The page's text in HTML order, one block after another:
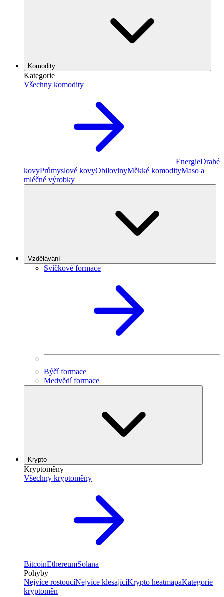
Komodity
Kategorie
Všechny komodity
EnergieDrahé
kovyPrůmyslové kovyObilovinyMěkké komodityMaso a
mléčné výrobky
Vzdělávání
Svíčkové formace
Býčí formace
Medvědí formace
Krypto
Kryptoměny
Všechny kryptoměny
BitcoinEthereumSolana
Pohyby
Nejvíce rostoucíNejvíce klesajícíKrypto heatmapaKategorie
kryptoměn